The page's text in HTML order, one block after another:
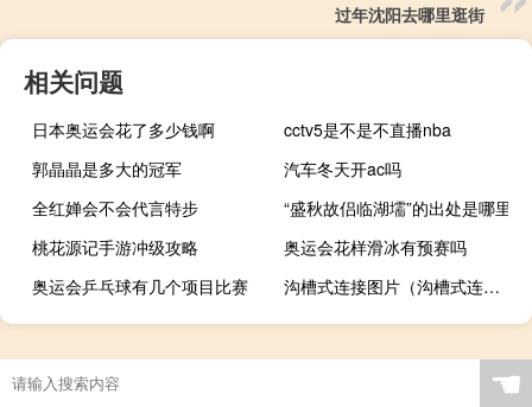
过年沈阳去哪里逛街
相关问题
日本奥运会花了多少钱啊
cctv5是不是不直播nba
郭晶晶是多大的冠军
汽车冬天开ac吗
全红婵会不会代言特步
“盛秋故侣临湖壖”的出处是哪里
桃花源记手游冲级攻略
奥运会花样滑冰有预赛吗
奥运会乒乓球有几个项目比赛
沟槽式连接图片（沟槽式连接）
☚